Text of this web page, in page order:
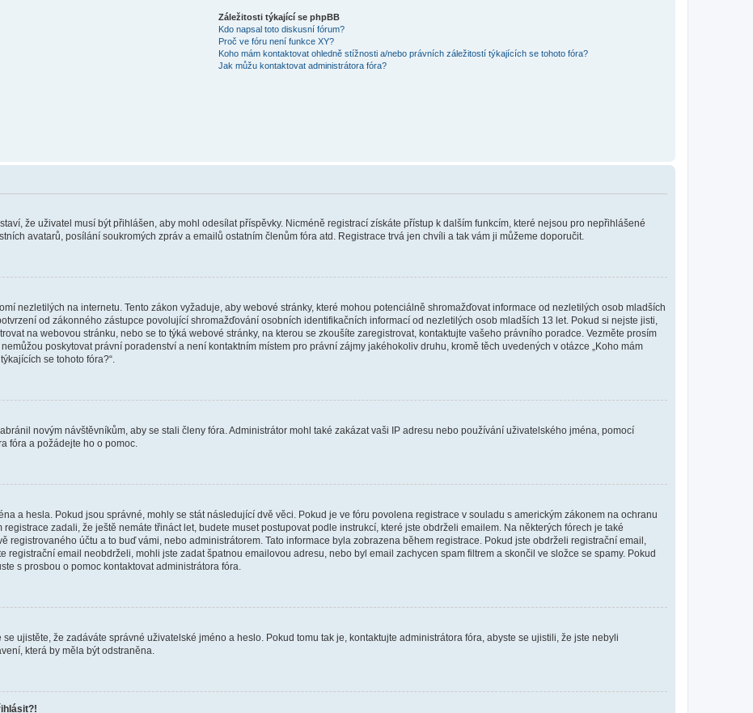
Záležitosti týkající se phpBB
Kdo napsal toto diskusní fórum?
Proč ve fóru není funkce XY?
Koho mám kontaktovat ohledně stížnosti a/nebo právních záležitostí týkajících se tohoto fóra?
Jak můžu kontaktovat administrátora fóra?
že uživatel musí být přihlášen, aby mohl odesílat příspěvky. Nicméně registrací získáte přístup k dalším funkcím, které nejsou pro nepřihlášené
avatarů, posílání soukromých zpráv a emailů ostatním členům fóra atd. Registrace trvá jen chvíli a tak vám ji můžeme doporučit.
nezletilých na internetu. Tento zákon vyžaduje, aby webové stránky, které mohou potenciálně shromažďovat informace od nezletilých osob mladších
od zákonného zástupce povolující shromažďování osobních identifikačních informací od nezletilých osob mladších 13 let. Pokud si nejste jisti,
na webovou stránku, nebo se to týká webové stránky, na kterou se zkoušíte zaregistrovat, kontaktujte vašeho právního poradce. Vezměte prosím
poskytovat právní poradenství a není kontaktním místem pro právní zájmy jakéhokoliv druhu, kromě těch uvedených v otázce „Koho mám
se tohoto fóra?“.
novým návštěvníkům, aby se stali členy fóra. Administrátor mohl také zakázat vaši IP adresu nebo používání uživatelského jména, pomocí
fóra a požádejte ho o pomoc.
a hesla. Pokud jsou správné, mohly se stát následující dvě věci. Pokud je ve fóru povolena registrace v souladu s americkým zákonem na ochranu
zadali, že ještě nemáte třináct let, budete muset postupovat podle instrukcí, které jste obdrželi emailem. Na některých fórech je také
registrovaného účtu a to buď vámi, nebo administrátorem. Tato informace byla zobrazena během registrace. Pokud jste obdrželi registrační email,
registrační email neobdrželi, mohli jste zadat špatnou emailovou adresu, nebo byl email zachycen spam filtrem a skončil ve složce se spamy. Pokud
s prosbou o pomoc kontaktovat administrátora fóra.
ujistěte, že zadáváte správné uživatelské jméno a heslo. Pokud tomu tak je, kontaktujte administrátora fóra, abyste se ujistili, že jste nebyli
která by měla být odstraněna.